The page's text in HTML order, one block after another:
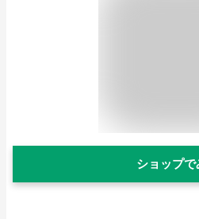
ショップで